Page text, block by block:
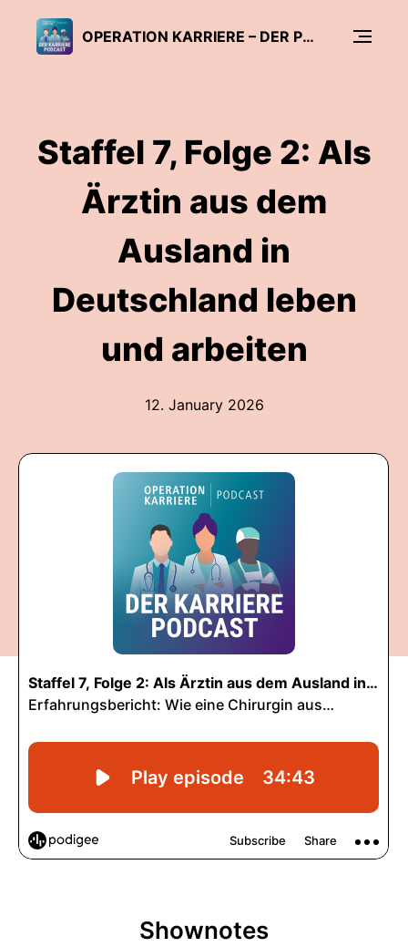
OPERATION KARRIERE – DER PODCAST
Staffel 7, Folge 2: Als
Ärztin aus dem
Ausland in
Deutschland leben
und arbeiten
12. January 2026
Shownotes